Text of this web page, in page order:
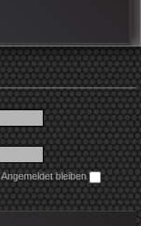
Angemeldet bleiben